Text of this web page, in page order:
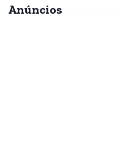
Anúncios